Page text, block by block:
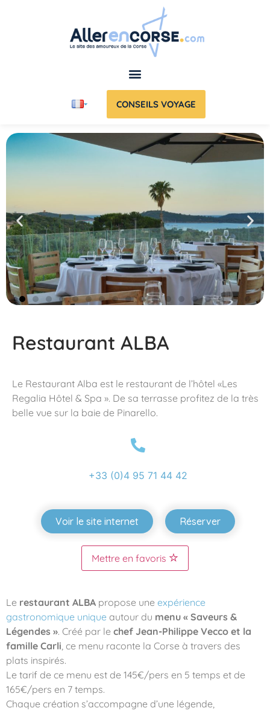
CONSEILS VOYAGE
Restaurant ALBA
Le Restaurant Alba est le restaurant de l’hôtel «Les
Regalia Hôtel & Spa ». De sa terrasse profitez de la très
belle vue sur la baie de Pinarello.
+33 (0)4 95 71 44 42
Voir le site internet Réserver
Mettre en favoris
Le restaurant ALBA propose une expérience
gastronomique unique autour du menu « Saveurs &
Légendes ». Créé par le chef Jean-Philippe Vecco et la
famille Carli, ce menu raconte la Corse à travers des
plats inspirés.
Le tarif de ce menu est de 145€/pers en 5 temps et de
165€/pers en 7 temps.
Chaque création s’accompagne d’une légende,